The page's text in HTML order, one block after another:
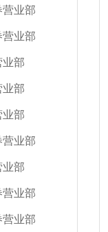
营业部
营业部
业部
业部
业部
营业部
业部
营业部
营业部